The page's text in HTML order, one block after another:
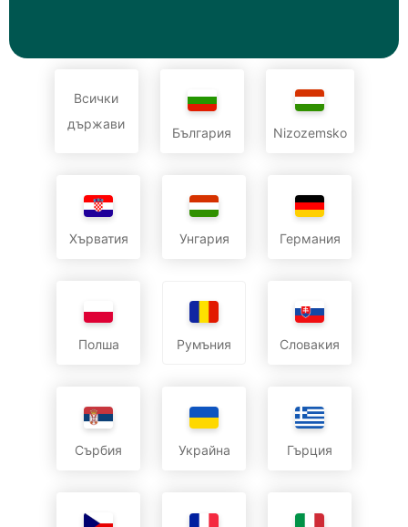
Всички
държави
България Nizozemsko
Хърватия Унгария Германия
Полша Румъния Словакия
Сърбия Украйна Гърция